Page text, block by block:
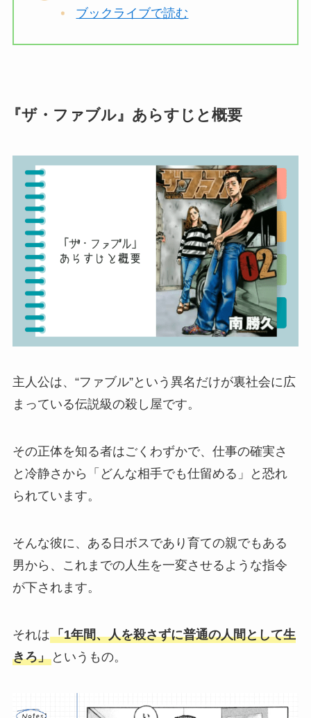
ブックライブで読む
『ザ・ファブル』あらすじと概要
主人公は、“ファブル”という異名だけが裏社会に広
まっている伝説級の殺し屋です。
その正体を知る者はごくわずかで、仕事の確実さ
と冷静さから「どんな相手でも仕留める」と恐れ
られています。
そんな彼に、ある日ボスであり育ての親でもある
男から、これまでの人生を一変させるような指令
が下されます。
それは「1年間、人を殺さずに普通の人間として生
きろ」というもの。